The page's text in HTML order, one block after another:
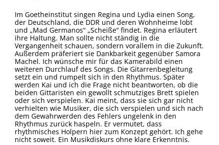
Im Goetheinstitut singen Regina und Lydia einen Song,
der Deutschland, die DDR und deren Wohnheime lobt
und „Mad Germanos“ „Scheiße“ findet. Regina erläutert
ihre Haltung. Man sollte nicht ständig in die
Vergangenheit schauen, sondern vorallem in die Zukunft.
Außerdem präferiert sie Dankbarkeit gegenüber Samora
Machel. Ich wünsche mir für das Kamerabild einen
weiteren Durchlauf des Songs. Die Gitarrenbegleitung
setzt ein und rumpelt sich in den Rhythmus. Später
werden Kai und ich die Frage nicht beantworten, ob die
beiden Gittaristen ein gewollt schmutziges Brett spielen
oder sich verspielen. Kai meint, dass sie sich gar nicht
verhielten wie Musiker, die sich verspielen und sich nach
dem Gewahrwerden des Fehlers ungelenk in den
Rhythmus zurück haspeln. Er vermutet, dass
rhythmisches Holpern hier zum Konzept gehört. Ich gehe
nicht soweit. Ein Musikdiskurs ohne klare Erkenntnis.